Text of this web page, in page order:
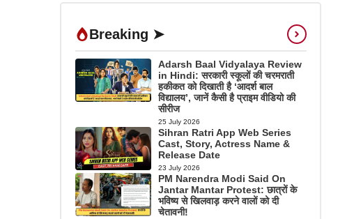
Breaking ➤
Adarsh Baal Vidyalaya Review
in Hindi: सरकारी स्कूलों की चरमराती
हकीकत को दिखाती है ‘आदर्श बाल
विद्यालय’, जानें कैसी है प्राइम वीडियो की
सीरीज
25 July 2026
Sihran Ratri App Web Series
Cast, Story, Actress Name &
Release Date
23 July 2026
PM Narendra Modi Said On
Jantar Mantar Protest: छात्रों के
भविष्य से खिलवाड़ करने वालों को दी
चेतावनी!